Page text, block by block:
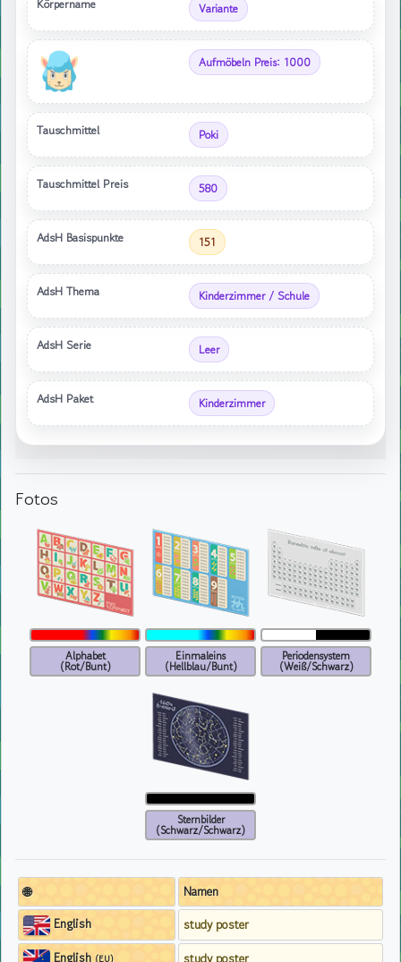
Körpername Variante
Aufmöbeln Preis: 1000
Tauschmittel Poki
Tauschmittel Preis 580
AdsH Basispunkte 151
AdsH Thema Kinderzimmer / Schule
AdsH Serie Leer
AdsH Paket Kinderzimmer
Fotos
Alphabet
(Rot/Bunt)
Einmaleins
(Hellblau/Bunt)
Periodensystem
(Weiß/Schwarz)
Sternbilder
(Schwarz/Schwarz)
🌐
Namen
English
study poster
English (EU) study poster